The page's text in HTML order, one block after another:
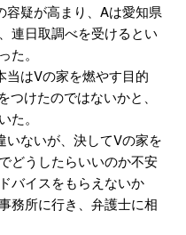
容疑が高まり、Aは愛知県
連日取調べを受けるとい
た。
当はVの家を燃やす目的
けたのではないかと、
。
ないが、決してVの家を
どうしたらいいのか不安
バイスをもらえないか
務所に行き、弁護士に相